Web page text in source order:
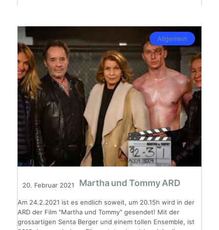
Allgemein
20. Februar 2021 Martha und Tommy ARD
Am 24.2.2021 ist es endlich soweit, um 20.15h wird in der
ARD der Film "Martha und Tommy" gesendet! Mit der
grossartigen Senta Berger und einem tollen Ensemble, ist